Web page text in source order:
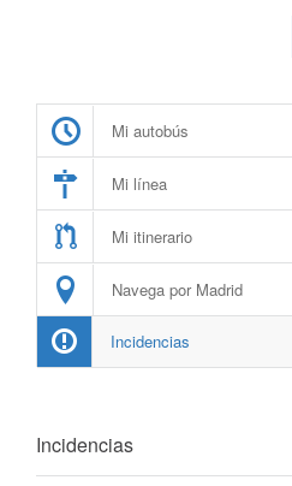
Mi autobús
Mi línea
Mi itinerario
Navega por Madrid
Incidencias
Incidencias